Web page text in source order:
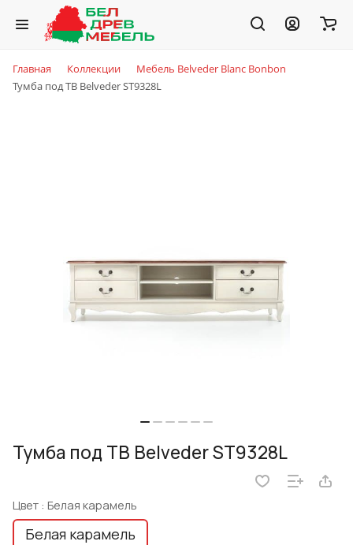
Главная Коллекции
Мебель Belveder Blanc Bonbon
Тумба под TВ Belveder ST9328L
Тумба под TВ Belveder ST9328L
Цвет : Белая карамель
Белая карамель